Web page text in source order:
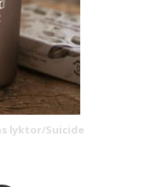
lyktor/Suicide